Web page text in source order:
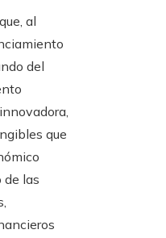
al
del
que
de las